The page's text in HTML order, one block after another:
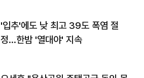
'입추'에도 낮 최고 39도 폭염 절
정…한밤 '열대야' 지속